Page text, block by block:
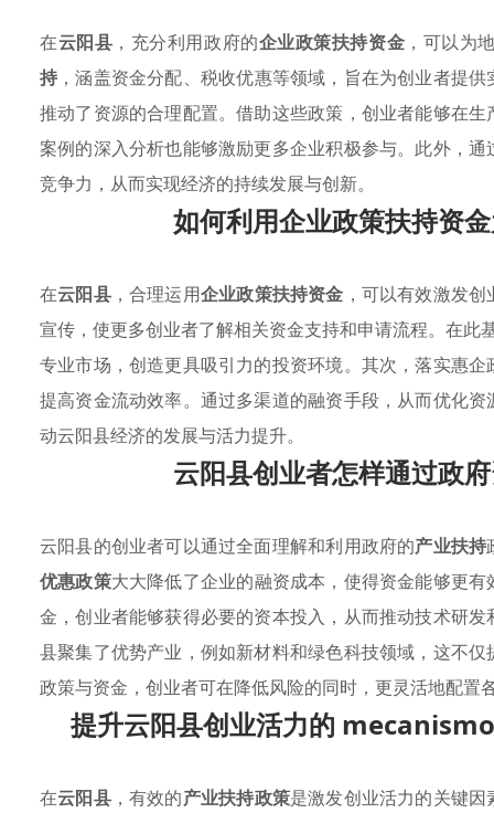
在云阳县 ，充分利用政府的企业政策扶持资金 ，可以为
持 ，涵盖资金分配、税收优惠等领域，旨在为创业者提
推动了资源的合理配置。借助这些政策，创业者能够在
案例的深入分析也能够激励更多企业积极参与。此外，
竞争力，从而实现经济的持续发展与创新。
如何利用企业政策扶持资
在云阳县，合理运用企业政策扶持资金 ，可以有效激发
宣传，使更多创业者了解相关资金支持和申请流程。在此
专业市场，创造更具吸引力的投资环境。其次，落实惠
提高资金流动效率。通过多渠道的融资手段，从而优化
动云阳县经济的发展与活力提升。
云阳县创业者怎样通过政
云阳县的创业者可以通过全面理解和利用政府的产业扶持
优惠政策大大降低了企业的融资成本，使得资金能够更
金，创业者能够获得必要的资本投入，从而推动技术研
县聚集了优势产业，例如新材料和绿色科技领域，这不
政策与资金，创业者可在降低风险的同时，更灵活地配置
提升云阳县创业活力的
在云阳县，有效的产业扶持政策是激发创业活力的关键